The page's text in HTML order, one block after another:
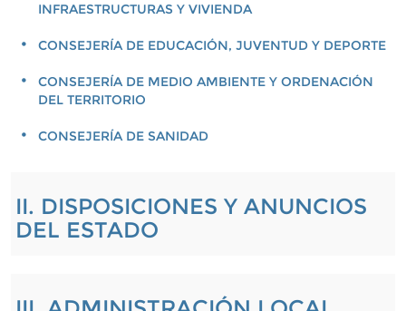
INFRAESTRUCTURAS Y VIVIENDA
CONSEJERÍA DE EDUCACIÓN, JUVENTUD Y DEPORTE
CONSEJERÍA DE MEDIO AMBIENTE Y ORDENACIÓN
DEL TERRITORIO
CONSEJERÍA DE SANIDAD
II. DISPOSICIONES Y ANUNCIOS
DEL ESTADO